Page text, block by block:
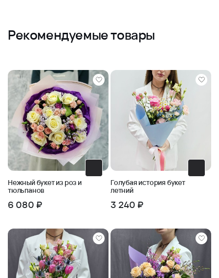
Рекомендуемые товары
Нежный букет из роз и
тюльпанов
6 080 ₽
Голубая история букет
летний
3 240 ₽